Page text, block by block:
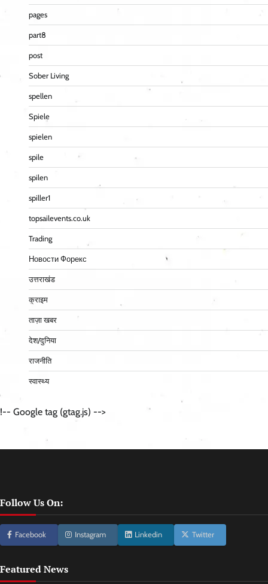
pages
part8
post
Sober Living
spellen
Spiele
spielen
spile
spilen
spiller1
topsailevents.co.uk
Trading
Новости Форекс
उत्तराखंड
क्राइम
ताज़ा खबर
देश/दुनिया
राजनीति
स्वास्थ्य
!-- Google tag (gtag.js) -->
Follow Us On:
Facebook Instagram Linkedin Twitter
Featured News